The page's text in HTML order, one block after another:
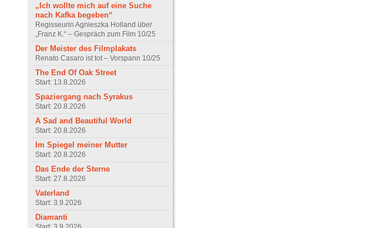
„Ich wollte mich auf eine Suche
nach Kafka begeben“
Regisseurin Agnieszka Holland über
„Franz K.“ – Gespräch zum Film 10/25
Der Meister des Filmplakats
Renato Casaro ist tot – Vorspann 10/25
The End Of Oak Street
Start: 13.8.2026
Spaziergang nach Syrakus
Start: 20.8.2026
A Sad and Beautiful World
Start: 20.8.2026
Im Spiegel meiner Mutter
Start: 20.8.2026
Das Ende der Sterne
Start: 27.8.2026
Vaterland
Start: 3.9.2026
Diamanti